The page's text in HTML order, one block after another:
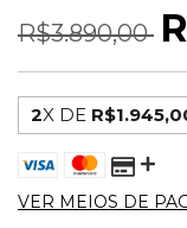
R$3.890,00
2X DE
VER MEIOS DE